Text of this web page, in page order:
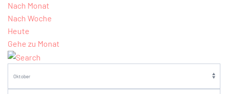
Nach Monat
Nach Woche
Heute
Gehe zu Monat